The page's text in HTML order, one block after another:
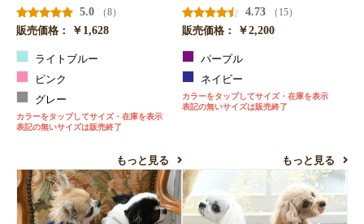
5.0
（8）
販売価格：
￥1,628
ライトブルー
ピンク
グレー
カラーをタップしてサイズ・在庫を表示
表記の無いサイズは販売終了
もっと見る
4.73
（15）
販売価格：
￥2,200
パープル
ネイビー
カラーをタップしてサイズ・在庫を表示
表記の無いサイズは販売終了
もっと見る